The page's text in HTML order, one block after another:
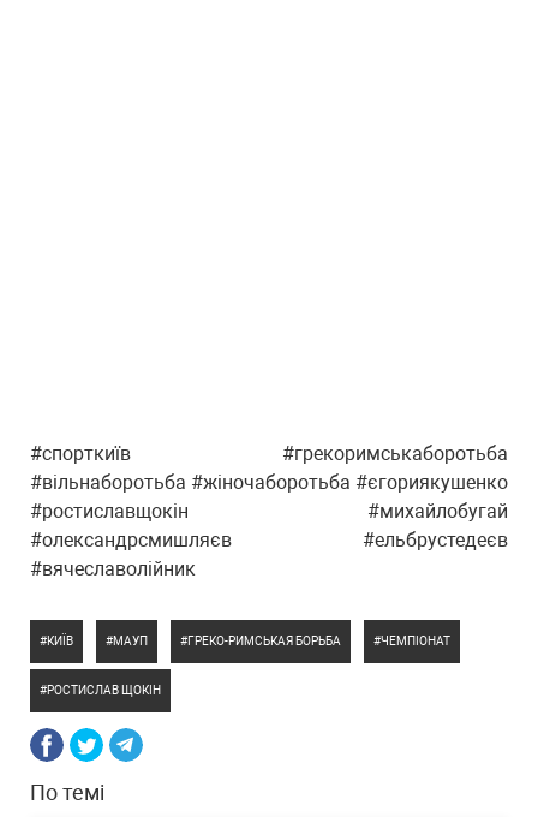
#спорткиїв #грекоримськаборотьба
#вільнаборотьба #жіночаборотьба #єгориякушенко
#ростиславщокін #михайлобугай
#олександрсмишляєв #ельбрустедеєв
#вячеславолійник
КИЇВ МАУП ГРЕКО-РИМСЬКАЯ БОРЬБА ЧЕМПІОНАТ
РОСТИСЛАВ ЩОКІН
По темі